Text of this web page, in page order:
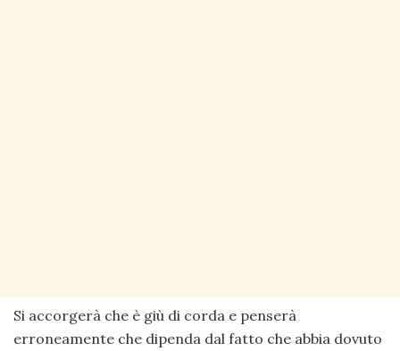
Si accorgerà che è giù di corda e penserà
erroneamente che dipenda dal fatto che abbia dovuto